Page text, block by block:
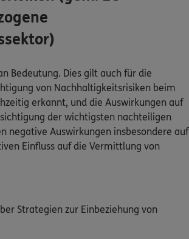
Bedeutung. Dies gilt auch für die
von Nachhaltigkeitsrisiken beim
erkannt, und die Auswirkungen auf
der wichtigsten nachteiligen
negative Auswirkungen insbesondere auf
Einfluss auf die Vermittlung von
Strategien zur Einbeziehung von